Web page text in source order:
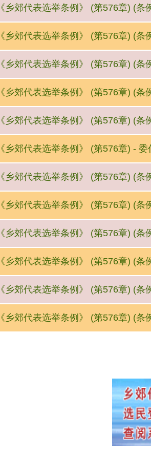
《乡郊代表选举条例》 (第576章) (
《乡郊代表选举条例》 (第576章) (
《乡郊代表选举条例》 (第576章) (
《乡郊代表选举条例》 (第576章) (
《乡郊代表选举条例》 (第576章) (
《乡郊代表选举条例》 (第576章) - 委
《乡郊代表选举条例》 (第576章) (
《乡郊代表选举条例》 (第576章) (
《乡郊代表选举条例》 (第576章) (
《乡郊代表选举条例》 (第576章) (
《乡郊代表选举条例》 (第576章) (
《乡郊代表选举条例》 (第576章) (